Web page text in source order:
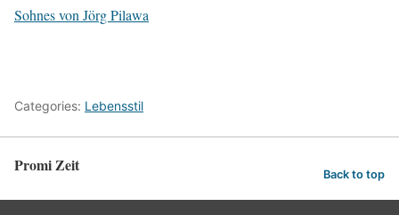
Sohnes von Jörg Pilawa
Categories: Lebensstil
Promi Zeit Back to top